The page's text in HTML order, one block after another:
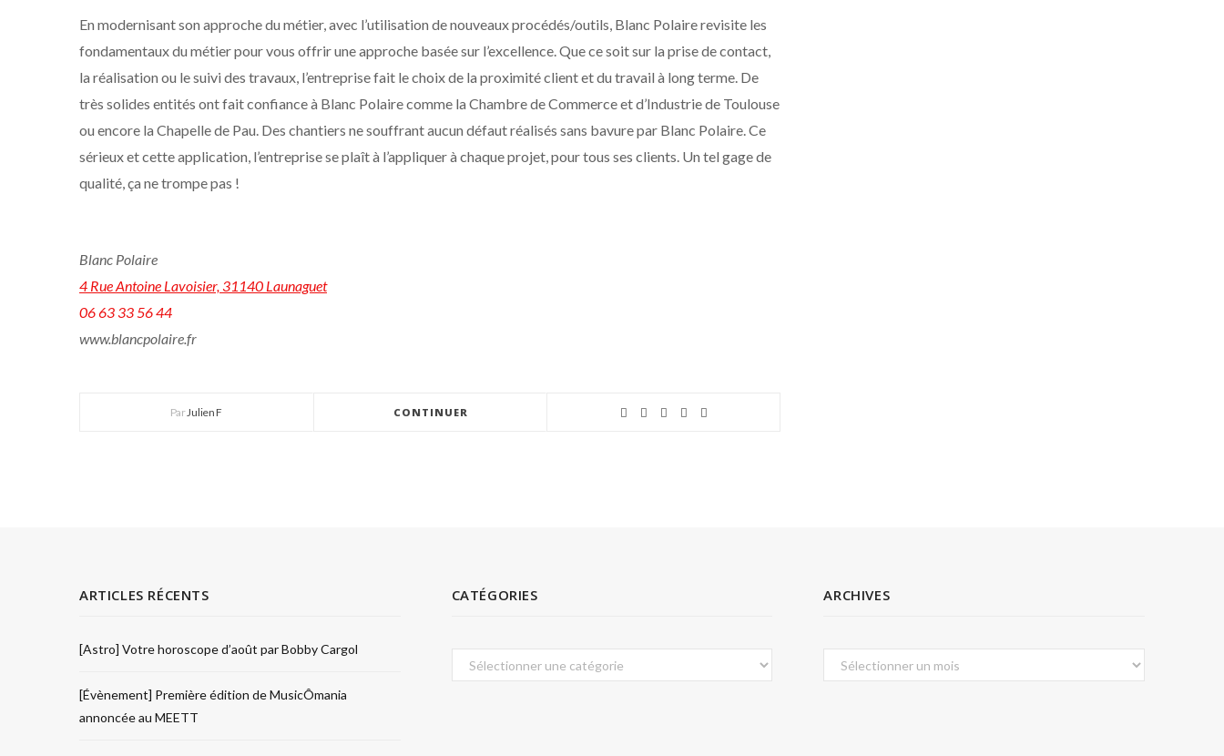
En modernisant son approche du métier, avec l’utilisation de nouveaux procédés/outils, Blanc Polaire revisite les
fondamentaux du métier pour vous offrir une approche basée sur l’excellence. Que ce soit sur la prise de contact,
la réalisation ou le suivi des travaux, l’entreprise fait le choix de la proximité client et du travail à long terme. De
très solides entités ont fait confiance à Blanc Polaire comme la Chambre de Commerce et d’Industrie de Toulouse
ou encore la Chapelle de Pau. Des chantiers ne souffrant aucun défaut réalisés sans bavure par Blanc Polaire. Ce
sérieux et cette application, l’entreprise se plaît à l’appliquer à chaque projet, pour tous ses clients. Un tel gage de
qualité, ça ne trompe pas !
Blanc Polaire
4 Rue Antoine Lavoisier, 31140 Launaguet
06 63 33 56 44
www.blancpolaire.fr
ParJulien F CONTINUER
ARTICLES RÉCENTS
[Astro] Votre horoscope d’août par Bobby Cargol
[Évènement] Première édition de MusicÔmania
annoncée au MEETT
CATÉGORIES
Catégories
ARCHIVES
Archives